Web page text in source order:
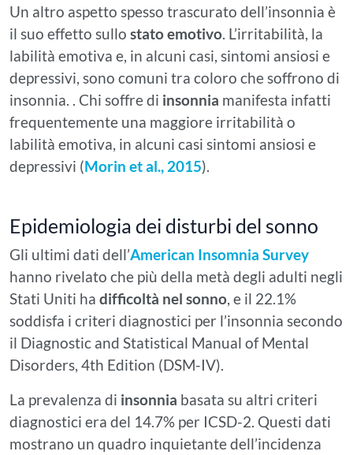
Un altro aspetto spesso trascurato dell’insonnia è
il suo effetto sullo stato emotivo. L’irritabilità, la
labilità emotiva e, in alcuni casi, sintomi ansiosi e
depressivi, sono comuni tra coloro che soffrono di
insonnia. . Chi soffre di insonnia manifesta infatti
frequentemente una maggiore irritabilità o
labilità emotiva, in alcuni casi sintomi ansiosi e
depressivi (Morin et al., 2015).
Epidemiologia dei disturbi del sonno
Gli ultimi dati dell’American Insomnia Survey
hanno rivelato che più della metà degli adulti negli
Stati Uniti ha difficoltà nel sonno, e il 22.1%
soddisfa i criteri diagnostici per l’insonnia secondo
il Diagnostic and Statistical Manual of Mental
Disorders, 4th Edition (DSM-IV).
La prevalenza di insonnia basata su altri criteri
diagnostici era del 14.7% per ICSD-2. Questi dati
mostrano un quadro inquietante dell’incidenza